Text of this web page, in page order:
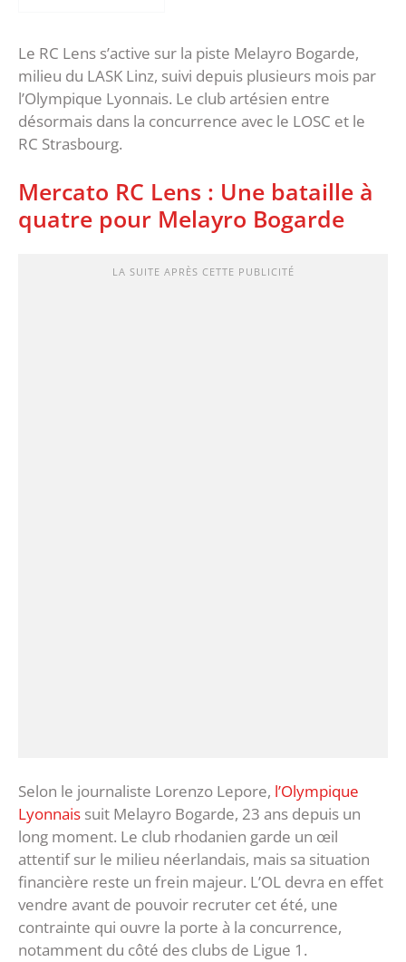
Le RC Lens s’active sur la piste Melayro Bogarde,
milieu du LASK Linz, suivi depuis plusieurs mois par
l’Olympique Lyonnais. Le club artésien entre
désormais dans la concurrence avec le LOSC et le
RC Strasbourg.
Mercato RC Lens : Une bataille à
quatre pour Melayro Bogarde
LA SUITE APRÈS CETTE PUBLICITÉ
Selon le journaliste Lorenzo Lepore, l’Olympique
Lyonnais suit Melayro Bogarde, 23 ans depuis un
long moment. Le club rhodanien garde un œil
attentif sur le milieu néerlandais, mais sa situation
financière reste un frein majeur. L’OL devra en effet
vendre avant de pouvoir recruter cet été, une
contrainte qui ouvre la porte à la concurrence,
notamment du côté des clubs de Ligue 1.